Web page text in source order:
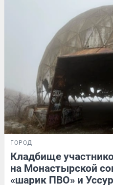
ГОРОД
Кладбище
на Монастырской
«шарик ПВО» и